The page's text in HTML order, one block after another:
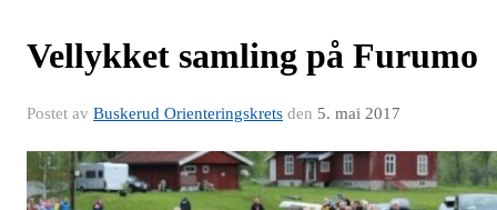
Vellykket samling på Furumo
Postet av Buskerud Orienteringskrets den 5. mai 2017